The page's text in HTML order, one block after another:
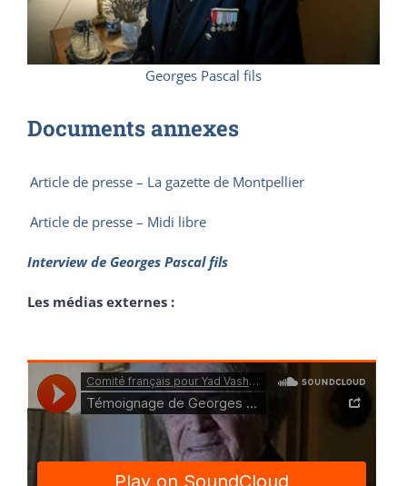
Georges Pascal fils
Documents annexes
Article de presse – La gazette de Montpellier
Article de presse – Midi libre
Interview de Georges Pascal fils
Les médias externes :